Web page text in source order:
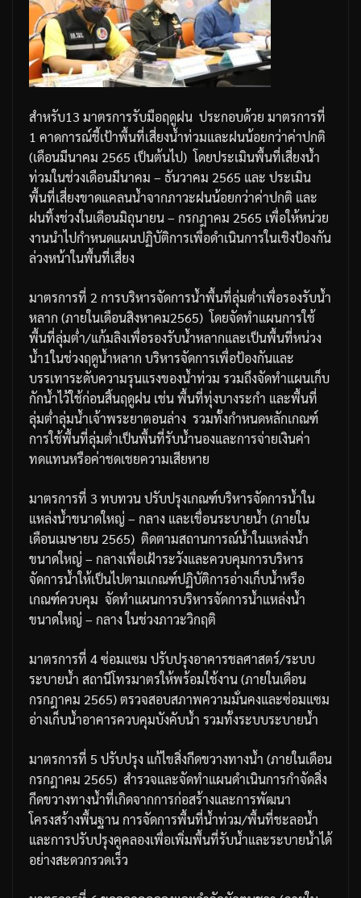
สำหรับ13 มาตรการรับมือฤดูฝน ประกอบด้วย มาตรการที่
1 คาดการณ์ชี้เป้าพื้นที่เสี่ยงน้ำท่วมและฝนน้อยกว่าค่าปกติ
(เดือนมีนาคม 2565 เป็นต้นไป) โดยประเมินพื้นที่เสี่ยงน้ำ
ท่วมในช่วงเดือนมีนาคม – ธันวาคม 2565 และ ประเมิน
พื้นที่เสี่ยงขาดแคลนน้ำจากภาวะฝนน้อยกว่าค่าปกติ และ
ฝนทิ้งช่วงในเดือนมิถุนายน– กรกฎาคม 2565 เพื่อให้หน่วย
งานนำไปกำหนดแผนปฏิบัติการเพื่อดำเนินการในเชิงป้องกัน
ล่วงหน้าในพื้นที่เสี่ยง
มาตรการที่ 2 การบริหารจัดการน้ำพื้นที่ลุ่มต่ำเพื่อรองรับน้ำ
หลาก (ภายในเดือนสิงหาคม2565) โดยจัดทำแผนการใช้
พื้นที่ลุ่มต่ำ/แก้มลิงเพื่อรองรับน้ำหลากและเป็นพื้นที่หน่วง
น้ำ1ในช่วงฤดูน้ำหลาก บริหารจัดการเพื่อป้องกันและ
บรรเทาระดับความรุนแรงของน้ำท่วม รวมถึงจัดทำแผนเก็บ
กักน้ำไว้ใช้ก่อนสิ้นฤดูฝน เช่นพื้นที่ทุ่งบางระกำ และพื้นที่
ลุ่มต่ำลุ่มน้ำเจ้าพระยาตอนล่าง รวมทั้งกำหนดหลักเกณฑ์
การใช้พื้นที่ลุ่มต่ำเป็นพื้นที่รับน้ำนองและการจ่ายเงินค่า
ทดแทนหรือค่าชดเชยความเสียหาย
มาตรการที่ 3 ทบทวนปรับปรุงเกณฑ์บริหารจัดการน้ำใน
แหล่งน้ำขนาดใหญ่ – กลาง และเขื่อนระบายน้ำ (ภายใน
เดือนเมษายน 2565) ติดตามสถานการณ์น้ำในแหล่งน้ำ
ขนาดใหญ่ – กลางเพื่อเฝ้าระวังและควบคุมการบริหาร
จัดการน้ำให้เป็นไปตามเกณฑ์ปฏิบัติการอ่างเก็บน้ำหรือ
เกณฑ์ควบคุม จัดทำแผนการบริหารจัดการน้ำแหล่งน้ำ
ขนาดใหญ่ – กลาง ในช่วงภาวะวิกฤติ
มาตรการที่ 4ซ่อมแซม ปรับปรุงอาคารชลศาสตร์/ระบบ
ระบายน้ำ สถานีโทรมาตรให้พร้อมใช้งาน(ภายในเดือน
กรกฎาคม 2565)ตรวจสอบสภาพความมั่นคงและซ่อมแซม
อ่างเก็บน้ำอาคารควบคุมบังคับน้ำ รวมทั้งระบบระบายน้ำ
มาตรการที่ 5 ปรับปรุง แก้ไขสิ่งกีดขวางทางน้ำ (ภายในเดือน
กรกฎาคม 2565) สำรวจและจัดทำแผนดำเนินการกำจัดสิ่ง
กีดขวางทางน้ำที่เกิดจากการก่อสร้างและการพัฒนา
โครงสร้างพื้นฐานการจัดการพื้นที่น้ำท่วม/พื้นที่ชะลอน้ำ
และการปรับปรุงคูคลองเพื่อเพิ่มพื้นที่รับน้ำและระบายน้ำได้
อย่างสะดวกรวดเร็ว